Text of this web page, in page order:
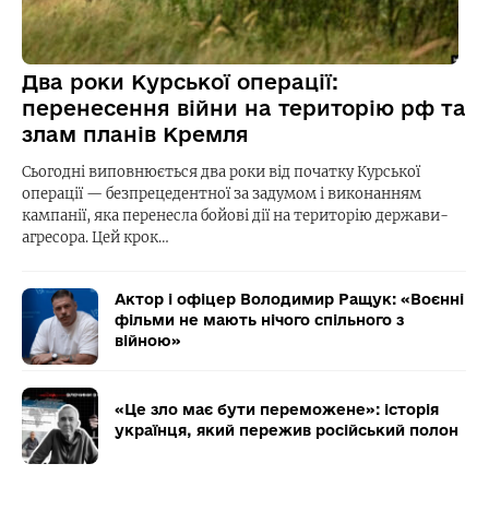
Два роки Курської операції:
перенесення війни на територію рф та
злам планів Кремля
Сьогодні виповнюється два роки від початку Курської
операції — безпрецедентної за задумом і виконанням
кампанії, яка перенесла бойові дії на територію держави-
агресора. Цей крок…
Актор і офіцер Володимир Ращук: «Воєнні
фільми не мають нічого спільного з
війною»
«Це зло має бути переможене»: історія
українця, який пережив російський полон